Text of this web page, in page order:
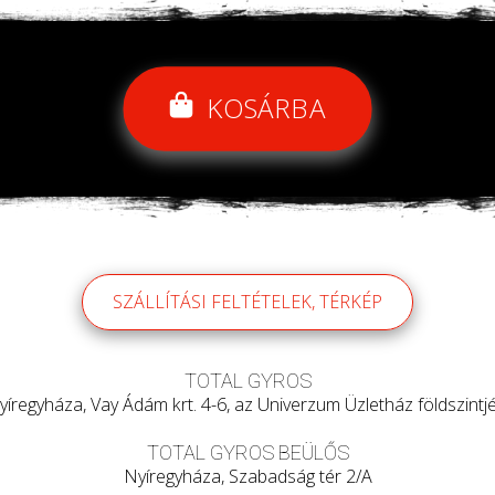
KOSÁRBA
SZÁLLÍTÁSI FELTÉTELEK, TÉRKÉP
TOTAL GYROS
Vay Ádám krt. 4-6, az Univerzum Üzletház
TOTAL GYROS BEÜLŐS
Nyíregyháza, Szabadság tér 2/A